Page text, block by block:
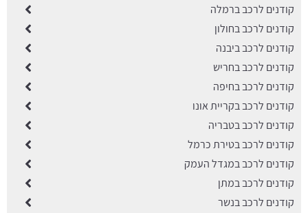
קודנים לרכב ברמלה
קודנים לרכב בחולון
קודנים לרכב ביבנה
קודנים לרכב בחריש
קודנים לרכב בחיפה
קודנים לרכב בקריית אונו
קודנים לרכב בטבריה
קודנים לרכב בטירת כרמל
קודנים לרכב במגדל העמק
קודנים לרכב במתן
קודנים לרכב בנשר